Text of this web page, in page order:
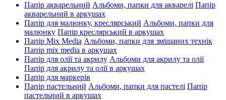
Папір акварельний Альбоми, папки для акварелі Папір
акварельний в аркушах
Папір для малюнку, креслярський Альбоми, папки для
малюнку Папір креслярський в аркушах
Папір Mix Media Альбоми, папки для змішаних технік
Папір mix media в аркушах
Папір для олії та акрилу Альбоми для акрилу та олії
Папір для акрилу та олії в аркушах
Папір для маркерів
Папір пастельний Альбоми, папки для пастелі Папір
пастельний в аркушах